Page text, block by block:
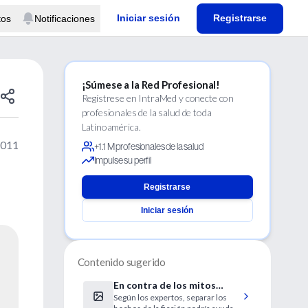
Notificaciones Iniciar sesión Registrarse
¡Súmese a la Red Profesional!
Regístrese en IntraMed y conecte con
profesionales de la salud de toda
Latinoamérica.
+1.1 M profesionales de la salud
Impulse su perfil
Registrarse
Iniciar sesión
Contenido sugerido
En contra de los mitos
acerca de las alergias
Según los expertos, separar los